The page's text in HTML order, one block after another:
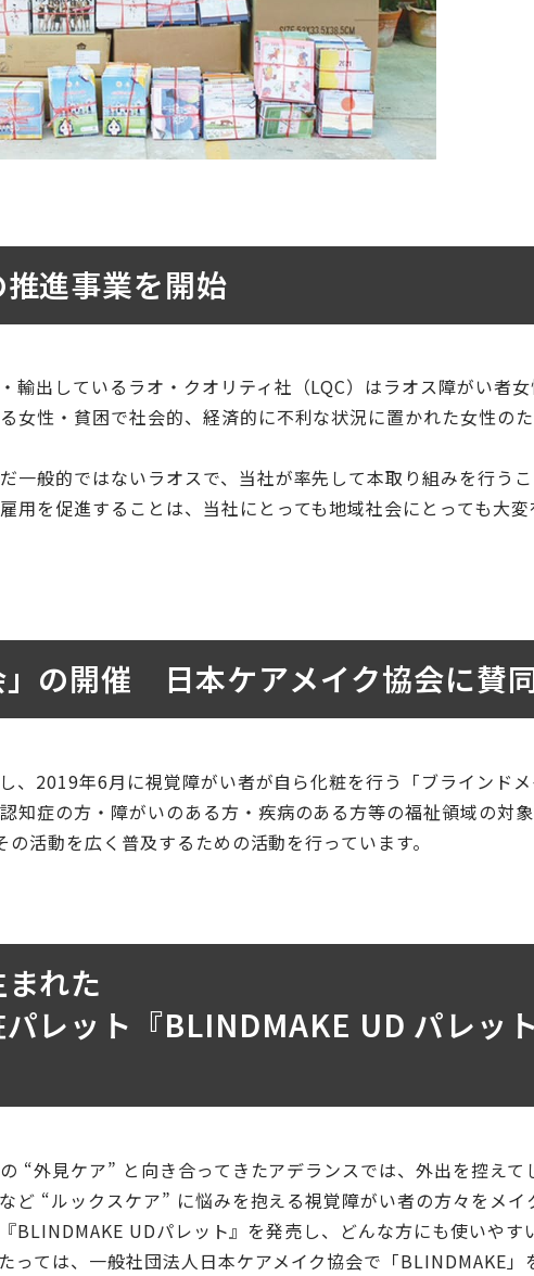
推進事業を開始
輸出しているラオ・クオリティ社（LQC）はラオス障がい者
女性・貧困で社会的、経済的に不利な状況に置かれた女性の
一般的ではないラオスで、当社が率先して本取り組みを行う
用を促進することは、当社にとっても地域社会にとっても大
」の開催 日本ケアメイク協会に賛
、2019年6月に視覚障がい者が自ら化粧を行う「ブラインド
知症の方・障がいのある方・疾病のある方等の福祉領域の対
活動を広く普及するための活動を行っています。
れた
レット『BLINDMAKE UD パレッ
“外見ケア” と向き合ってきたアデランスでは、外出を控えて
ど “ルックスケア” に悩みを抱える視覚障がい者の方々をメイ
BLINDMAKE UDパレット』を発売し、どんな方にも使いやす
っては、一般社団法人日本ケアメイク協会で「BLINDMAKE」